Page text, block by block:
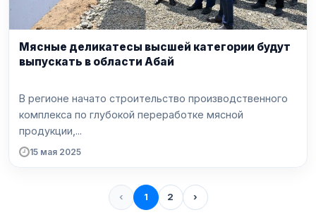
Мясные деликатесы высшей категории будут
выпускать в области Абай
В регионе начато строительство производственного
комплекса по глубокой переработке мясной
продукции,...
15 мая 2025
‹ 1 2 ›